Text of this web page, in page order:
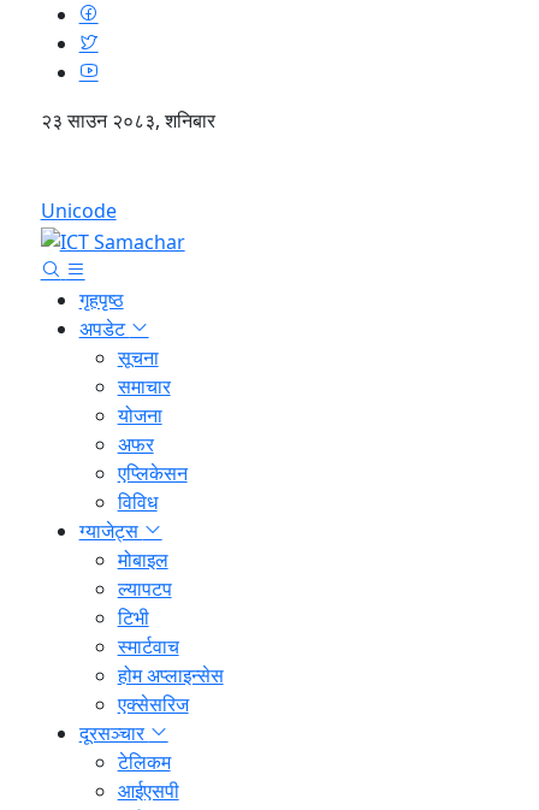
२३ साउन २०८३, शनिबार
Unicode
गृहपृष्ठ
अपडेट
सूचना
समाचार
योजना
अफर
एप्लिकेसन
विविध
ग्याजेट्स
मोबाइल
ल्यापटप
टिभी
स्मार्टवाच
होम अप्लाइन्सेस
एक्सेसरिज
दूरसञ्चार
टेलिकम
आईएसपी